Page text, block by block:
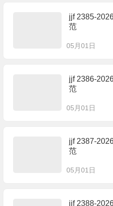
jjf 2385-
范
05月01日
jjf 2386-
范
05月01日
jjf 2387-
范
05月01日
jjf 2388-